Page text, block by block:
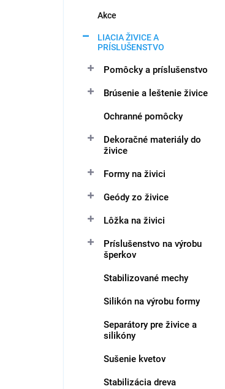
Akce
LIACIA ŽIVICE A
PRÍSLUŠENSTVO
Pomôcky a príslušenstvo
Brúsenie a leštenie živice
Ochranné pomôcky
Dekoračné materiály do
živice
Formy na živici
Geódy zo živice
Lôžka na živici
Príslušenstvo na výrobu
šperkov
Stabilizované mechy
Silikón na výrobu formy
Separátory pre živice a
silikóny
Sušenie kvetov
Stabilizácia dreva